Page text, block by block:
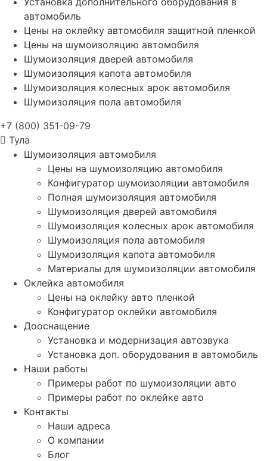
автомобиль
Цены на оклейку автомобиля защитной пленкой
Цены на шумоизоляцию автомобиля
Шумоизоляция дверей автомобиля
Шумоизоляция капота автомобиля
Шумоизоляция колесных арок автомобиля
Шумоизоляция пола автомобиля
+7 (800) 351-09-79
Тула
Шумоизоляция автомобиля
Цены на шумоизоляцию автомобиля
Конфигуратор шумоизоляции автомобиля
Полная шумоизоляция автомобиля
Шумоизоляция дверей автомобиля
Шумоизоляция колесных арок автомобиля
Шумоизоляция пола автомобиля
Шумоизоляция капота автомобиля
Материалы для шумоизоляции автомобиля
Оклейка автомобиля
Цены на оклейку авто пленкой
Конфигуратор оклейки автомобиля
Дооснащение
Установка и модернизация автозвука
Установка доп. оборудования в автомобиль
Наши работы
Примеры работ по шумоизоляции авто
Примеры работ по оклейке авто
Контакты
Наши адреса
О компании
Блог